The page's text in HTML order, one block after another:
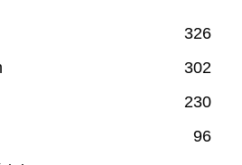
326
302
230
96